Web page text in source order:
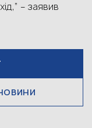
– заявив